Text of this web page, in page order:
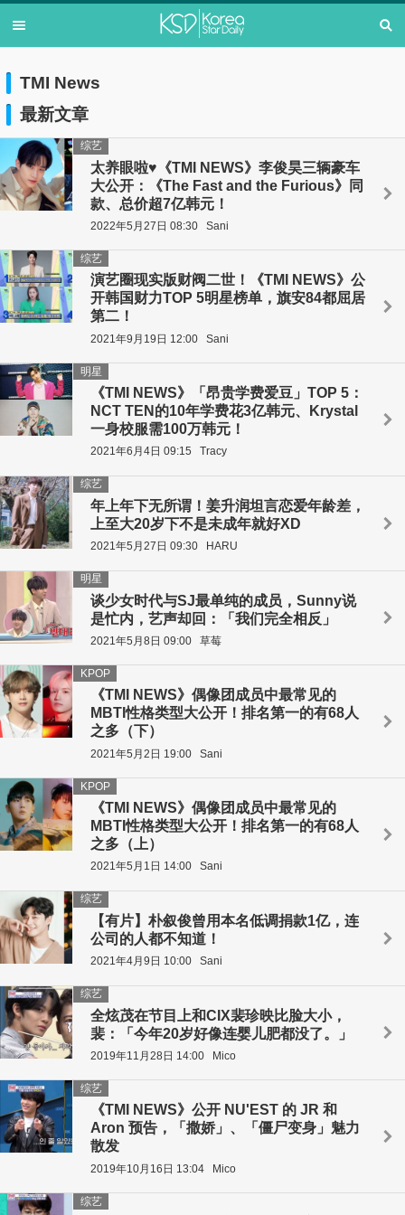
TMI News
最新文章
太养眼啦♥《TMI NEWS》李俊昊三辆豪车
大公开：《The Fast and the Furious》同
款、总价超7亿韩元！
综艺
2022年5月27日 08:30 Sani
演艺圈现实版财阀二世！《TMI NEWS》公
开韩国财力TOP 5明星榜单，旗安84都屈居
第二！
综艺
2021年9月19日 12:00 Sani
《TMI NEWS》「昂贵学费爱豆」TOP 5：
NCT TEN的10年学费花3亿韩元、Krystal
一身校服需100万韩元！
明星
2021年6月4日 09:15 Tracy
年上年下无所谓！姜升润坦言恋爱年龄差，
上至大20岁下不是未成年就好XD
综艺
2021年5月27日 09:30 HARU
谈少女时代与SJ最单纯的成员，Sunny说
是忙内，艺声却回：「我们完全相反」
明星
2021年5月8日 09:00 草莓
《TMI NEWS》偶像团成员中最常见的
MBTI性格类型大公开！排名第一的有68人
之多（下）
KPOP
2021年5月2日 19:00 Sani
《TMI NEWS》偶像团成员中最常见的
MBTI性格类型大公开！排名第一的有68人
之多（上）
KPOP
2021年5月1日 14:00 Sani
【有片】朴叙俊曾用本名低调捐款1亿，连
公司的人都不知道！
综艺
2021年4月9日 10:00 Sani
全炫茂在节目上和CIX裴珍映比脸大小，
裴：「今年20岁好像连婴儿肥都没了。」
综艺
2019年11月28日 14:00 Mico
《TMI NEWS》公开 NU'EST 的 JR 和
Aron 预告，「撒娇」、「僵尸变身」魅力
散发
综艺
2019年10月16日 13:04 Mico
综艺